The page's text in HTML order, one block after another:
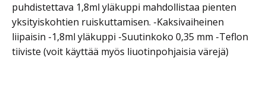
puhdistettava 1,8ml yläkuppi mahdollistaa pienten
yksityiskohtien ruiskuttamisen. -Kaksivaiheinen
liipaisin -1,8ml yläkuppi -Suutinkoko 0,35 mm -Teflon
tiiviste (voit käyttää myös liuotinpohjaisia värejä)